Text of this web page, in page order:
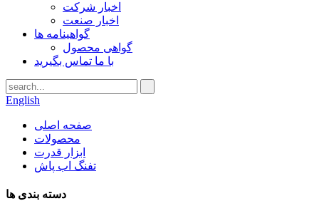
اخبار شرکت
اخبار صنعت
گواهینامه ها
گواهی محصول
با ما تماس بگیرید
English
صفحه اصلی
محصولات
ابزار قدرت
تفنگ اب پاش
دسته بندی ها